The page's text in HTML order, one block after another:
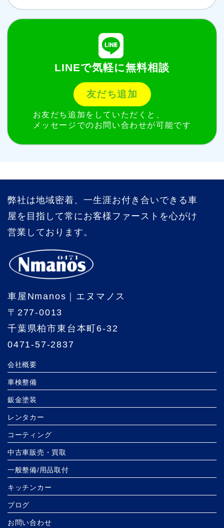
LINEで気軽に無料相談
友だち追加
お友だち追加をしていただくと、
メッセージでのお問い合わせが可能です
弊社は地域密着、一生涯お付き合いできる車
屋を目指して常にお客様ファーストを心がけ
営業しております。
車屋Nmanos｜エヌマノス
〒277-0013
千葉県柏市東台本町6-32
0471-57-2837
会社概要
車検整備
鈑金塗装
レンタカー
コーティング
中古車販売・買取
一般整備/用品取付
キッチンカー
ブログ
お問い合わせ